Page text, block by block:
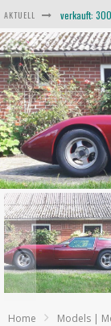
AKTUELL verkauft:
verkauft:
verkauft:
verkauft:
verkauft:
verkauft:
Home Models |